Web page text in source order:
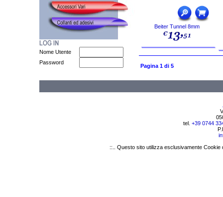
Nome Utente
Password
Beiter Tunnel 8mm
Pagina 1 di 5
tel. +39 0744
::.. Questo sito utilizza esclusivamente